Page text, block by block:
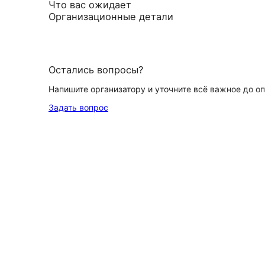
Что вас ожидает
Организационные детали
Остались вопросы?
Напишите организатору и уточните всё важное до
Задать вопрос